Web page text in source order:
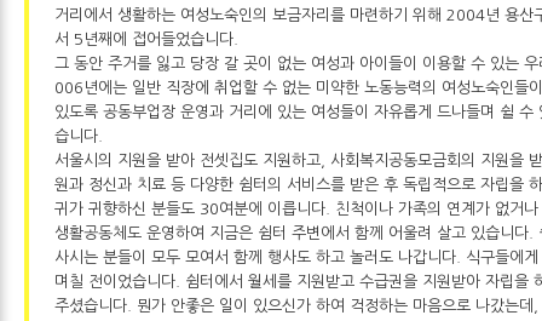
거리에서 생활하는 여성노숙인의 보금자리를 마련하기 위해 2004년 용산
서 5년째에 접어들었습니다.
그 동안 주거를 잃고 당장 갈 곳이 없는 여성과 아이들이 이용할 수 있는
006년에는 일반 직장에 취업할 수 없는 미약한 노동능력의 여성노숙인들
있도록 공동부업장 운영과 거리에 있는 여성들이 자유롭게 드나들며 쉴 수
습니다.
서울시의 지원을 받아 전셋집도 지원하고, 사회복지공동모금회의 지원을
원과 정신과 치료 등 다양한 쉼터의 서비스를 받은 후 독립적으로 자립을
귀가 귀향하신 분들도 30여분에 이릅니다. 친척이나 가족의 연계가 없거
생활공동체도 운영하여 지금은 쉼터 주변에서 함께 어울려 살고 있습니다.
사시는 분들이 모두 모여서 함께 행사도 하고 놀러도 나갑니다. 식구들에
며칠 전이었습니다. 쉼터에서 월세를 지원받고 수급권을 지원받아 자립을
주셨습니다. 뭔가 안좋은 일이 있으신가 하여 걱정하는 마음으로 나갔는